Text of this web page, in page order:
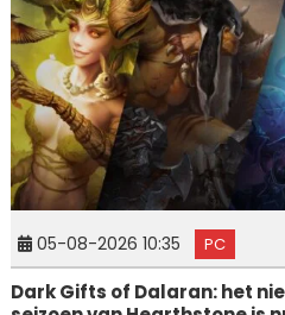
05-08-2026 10:35 PC
Dark Gifts of Dalaran: het